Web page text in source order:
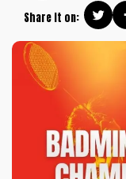
Share it on:
SPECIAL
Video